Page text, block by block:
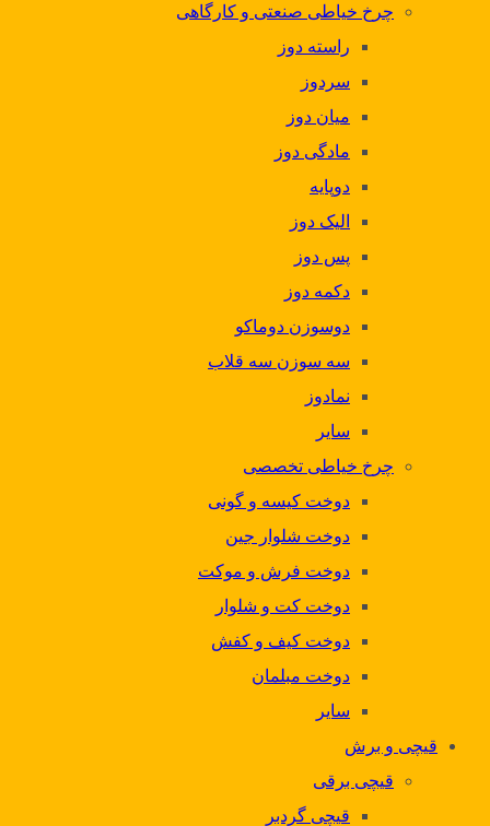
چرخ خیاطی صنعتی و کارگاهی
راسته دوز
سردوز
میان دوز
مادگی دوز
دوپایه
الیک دوز
پس دوز
دکمه دوز
دوسوزن دوماکو
سه سوزن سه قلاب
نمادوز
سایر
چرخ خیاطی تخصصی
دوخت کیسه و گونی
دوخت شلوار جین
دوخت فرش و موکت
دوخت کت و شلوار
دوخت کیف و کفش
دوخت مبلمان
سایر
قیچی و برش
قیچی برقی
قیچی گردبر